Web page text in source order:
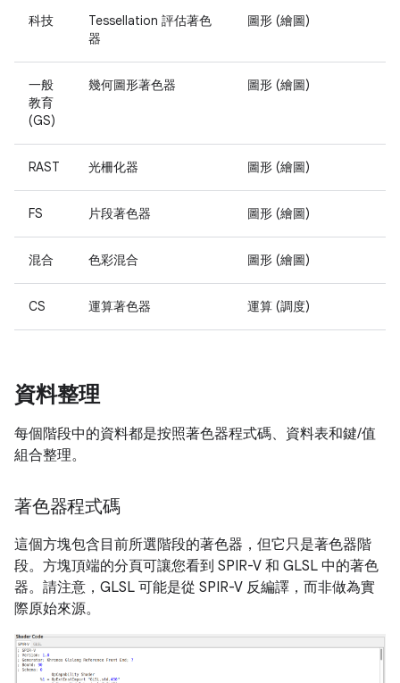
科技
Tessellation 評估著色
器
圖形 (繪圖)
一般
教育
(GS)
幾何圖形著色器 圖形 (繪圖)
RAST 光柵化器 圖形 (繪圖)
FS 片段著色器 圖形 (繪圖)
混合 色彩混合 圖形 (繪圖)
CS 運算著色器 運算 (調度)
資料整理
每個階段中的資料都是按照著色器程式碼、資料表和鍵/值
組合整理。
著色器程式碼
這個方塊包含目前所選階段的著色器，但它只是著色器階
段。方塊頂端的分頁可讓您看到 SPIR-V 和 GLSL 中的著色
器。請注意，GLSL 可能是從 SPIR-V 反編譯，而非做為實
際原始來源。